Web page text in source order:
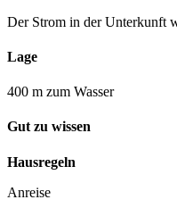
Der Strom in der Unterkunft
Lage
400 m zum Wasser
Gut zu wissen
Hausregeln
Anreise